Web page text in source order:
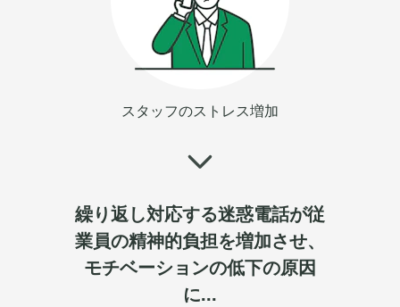
スタッフのストレス増加
繰り返し対応する迷惑電話が従
業員の精神的負担を増加させ、
モチベーションの低下の原因
に...